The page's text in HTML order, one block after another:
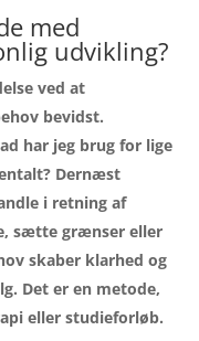
med
udvikling?
ved at
bevidst.
har jeg brug for lige
Dernæst
i retning af
sætte grænser eller
skaber klarhed og
Det er en metode,
eller studieforløb.